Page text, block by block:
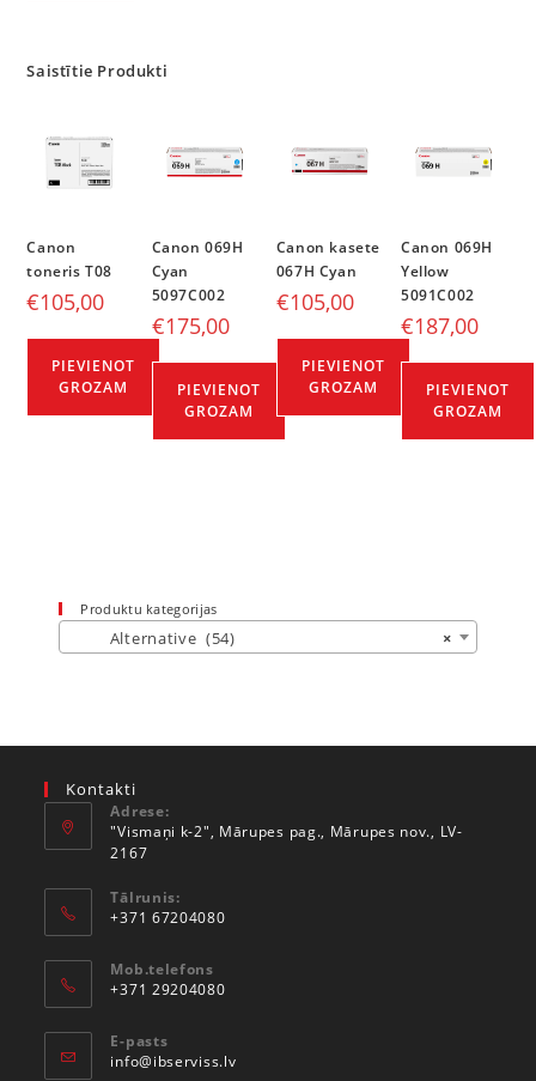
Saistītie Produkti
Canon
toneris T08
€105,00
PIEVIENOT
GROZAM
Canon 069H
Cyan
5097C002
€175,00
PIEVIENOT
GROZAM
Canon kasete
067H Cyan
€105,00
PIEVIENOT
GROZAM
Canon 069H
Yellow
5091C002
€187,00
PIEVIENOT
GROZAM
Produktu kategorijas
×
Alternative (54)
Kontakti
Adrese:
"Vismaņi k-2", Mārupes pag., Mārupes nov., LV-
2167
Tālrunis:
+371 67204080
Mob.telefons
+371 29204080
E-pasts
info@ibserviss.lv